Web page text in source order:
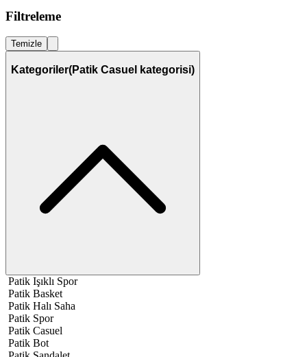
Filtreleme
Temizle
Kategoriler(Patik Casuel kategorisi)
Patik Işıklı Spor
Patik Basket
Patik Halı Saha
Patik Spor
Patik Casuel
Patik Bot